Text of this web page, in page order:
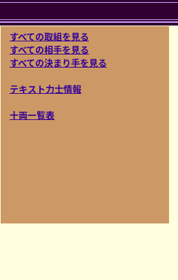
すべての取組を見る
すべての相手を見る
すべての決まり手を見る
テキスト力士情報
十両一覧表